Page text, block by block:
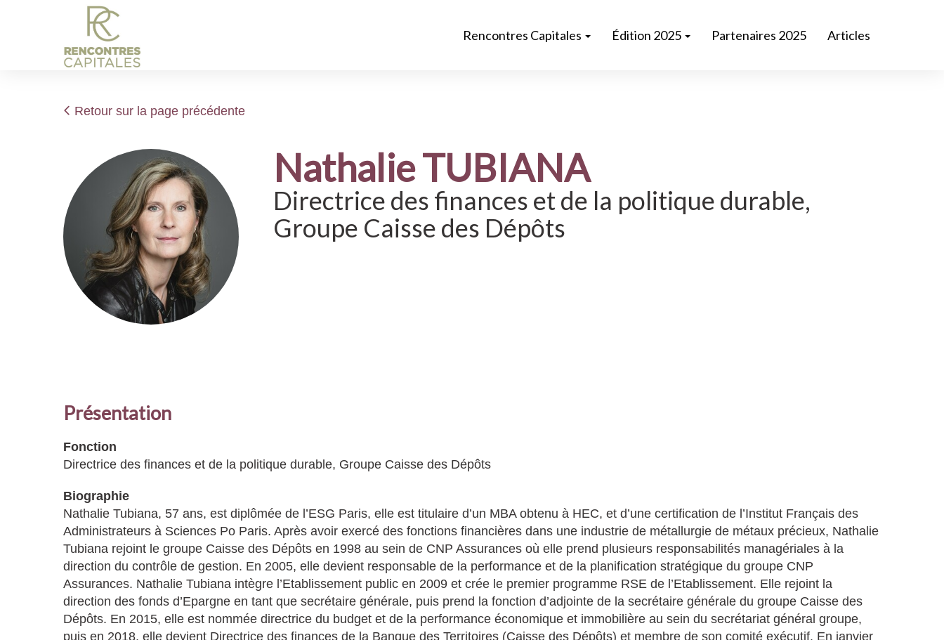
Rencontres Capitales Édition 2025 Partenaires 2025 Articles
Retour sur la page précédente
Nathalie TUBIANA
Directrice des finances et de la politique durable,
Groupe Caisse des Dépôts
Présentation
Fonction
Directrice des finances et de la politique durable, Groupe Caisse des Dépôts
Biographie
Nathalie Tubiana, 57 ans, est diplômée de l’ESG Paris, elle est titulaire d’un MBA obtenu à HEC, et d’une certification de l’Institut Français des
Administrateurs à Sciences Po Paris. Après avoir exercé des fonctions financières dans une industrie de métallurgie de métaux précieux, Nathalie
Tubiana rejoint le groupe Caisse des Dépôts en 1998 au sein de CNP Assurances où elle prend plusieurs responsabilités managériales à la
direction du contrôle de gestion. En 2005, elle devient responsable de la performance et de la planification stratégique du groupe CNP
Assurances. Nathalie Tubiana intègre l’Etablissement public en 2009 et crée le premier programme RSE de l’Etablissement. Elle rejoint la
direction des fonds d’Epargne en tant que secrétaire générale, puis prend la fonction d’adjointe de la secrétaire générale du groupe Caisse des
Dépôts. En 2015, elle est nommée directrice du budget et de la performance économique et immobilière au sein du secrétariat général groupe,
puis en 2018, elle devient Directrice des finances de la Banque des Territoires (Caisse des Dépôts) et membre de son comité exécutif. En janvier